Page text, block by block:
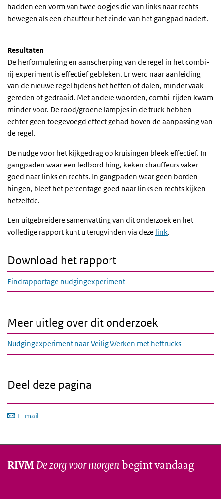
hadden een vorm van twee oogjes die van links naar rechts
bewegen als een chauffeur het einde van het gangpad nadert.
Resultaten
De herformulering en aanscherping van de regel in het combi-
rij experiment is effectief gebleken. Er werd naar aanleiding
van de nieuwe regel tijdens het heffen of dalen, minder vaak
gereden of gedraaid. Met andere woorden, combi-rijden kwam
minder voor. De rood/groene lampjes in de truck hebben
echter geen toegevoegd effect gehad boven de aanpassing van
de regel.
De nudge voor het kijkgedrag op kruisingen bleek effectief. In
gangpaden waar een ledbord hing, keken chauffeurs vaker
goed naar links en rechts. In gangpaden waar geen borden
hingen, bleef het percentage goed naar links en rechts kijken
hetzelfde.
Een uitgebreidere samenvatting van dit onderzoek en het
volledige rapport kunt u terugvinden via deze link.
Download het rapport
Eindrapportage nudgingexperiment
Meer uitleg over dit onderzoek
Nudgingexperiment naar Veilig Werken met heftrucks
Deel deze pagina
E-mail
RIVMDe zorg voor morgen begint vandaag